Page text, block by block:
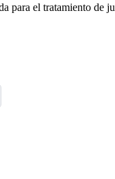
para el tratamiento de